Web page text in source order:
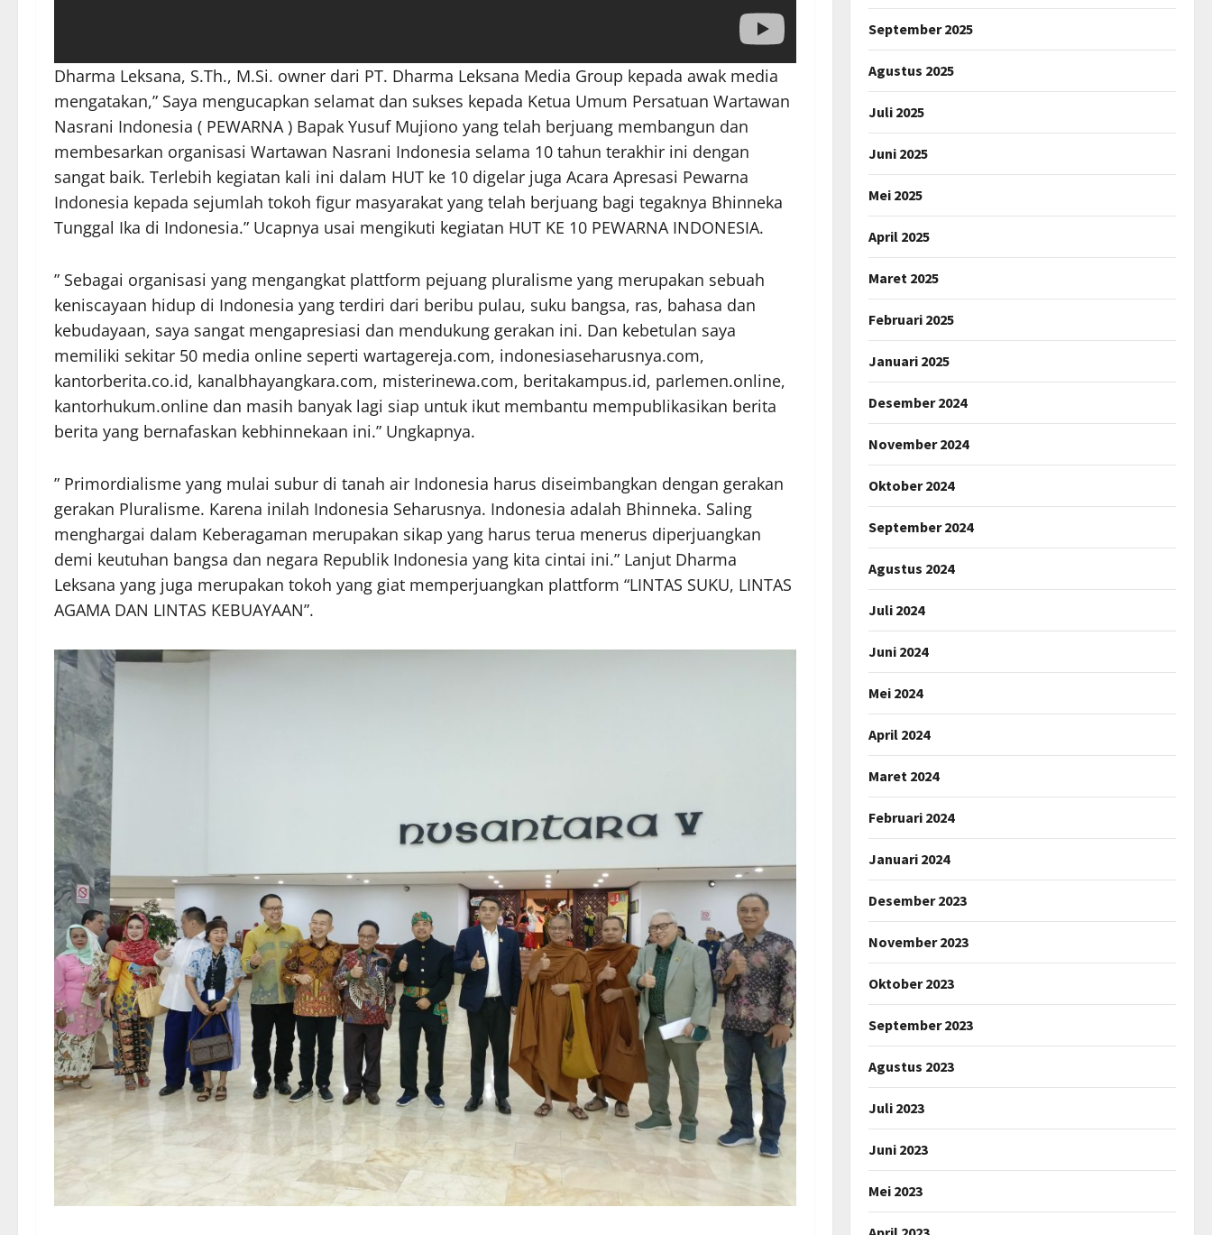
Dharma Leksana, S.Th., M.Si. owner dari PT. Dharma Leksana Media Group kepada awak media
mengatakan,” Saya mengucapkan selamat dan sukses kepada Ketua Umum Persatuan Wartawan
Nasrani Indonesia ( PEWARNA ) Bapak Yusuf Mujiono yang telah berjuang membangun dan
membesarkan organisasi Wartawan Nasrani Indonesia selama 10 tahun terakhir ini dengan
sangat baik. Terlebih kegiatan kali ini dalam HUT ke 10 digelar juga Acara Apresasi Pewarna
Indonesia kepada sejumlah tokoh figur masyarakat yang telah berjuang bagi tegaknya Bhinneka
Tunggal Ika di Indonesia.” Ucapnya usai mengikuti kegiatan HUT KE 10 PEWARNA INDONESIA.
” Sebagai organisasi yang mengangkat plattform pejuang pluralisme yang merupakan sebuah
keniscayaan hidup di Indonesia yang terdiri dari beribu pulau, suku bangsa, ras, bahasa dan
kebudayaan, saya sangat mengapresiasi dan mendukung gerakan ini. Dan kebetulan saya
memiliki sekitar 50 media online seperti wartagereja.com, indonesiaseharusnya.com,
kantorberita.co.id, kanalbhayangkara.com, misterinewa.com, beritakampus.id, parlemen.online,
kantorhukum.online dan masih banyak lagi siap untuk ikut membantu mempublikasikan berita
berita yang bernafaskan kebhinnekaan ini.” Ungkapnya.
” Primordialisme yang mulai subur di tanah air Indonesia harus diseimbangkan dengan gerakan
gerakan Pluralisme. Karena inilah Indonesia Seharusnya. Indonesia adalah Bhinneka. Saling
menghargai dalam Keberagaman merupakan sikap yang harus terua menerus diperjuangkan
demi keutuhan bangsa dan negara Republik Indonesia yang kita cintai ini.” Lanjut Dharma
Leksana yang juga merupakan tokoh yang giat memperjuangkan plattform “LINTAS SUKU, LINTAS
AGAMA DAN LINTAS KEBUAYAAN”.
September 2025
Agustus 2025
Juli 2025
Juni 2025
Mei 2025
April 2025
Maret 2025
Februari 2025
Januari 2025
Desember 2024
November 2024
Oktober 2024
September 2024
Agustus 2024
Juli 2024
Juni 2024
Mei 2024
April 2024
Maret 2024
Februari 2024
Januari 2024
Desember 2023
November 2023
Oktober 2023
September 2023
Agustus 2023
Juli 2023
Juni 2023
Mei 2023